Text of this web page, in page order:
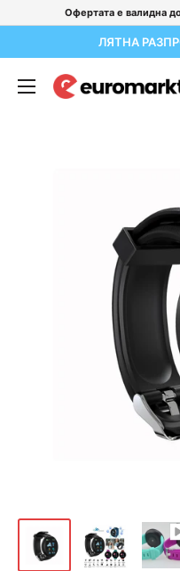
Офертата е валидна
ЛЯТНА
Euromarkt